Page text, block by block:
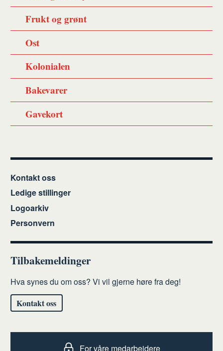
Frukt og grønt
Ost
Kolonialen
Bakevarer
Gavekort
Kontakt oss
Ledige stillinger
Logoarkiv
Personvern
Tilbakemeldinger
Hva synes du om oss? Vi vil gjerne høre fra deg!
Kontakt oss
For våre medarbeidere